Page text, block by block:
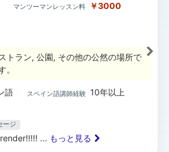
マンツーマンレッスン料 ￥3000
トラン, 公園, その他の公然の場所で
。
語 スペイン語講師経験 10年以上
ージ
... もっと見る